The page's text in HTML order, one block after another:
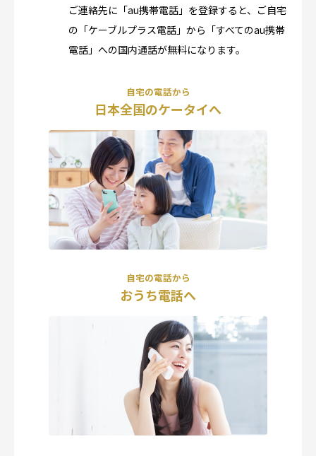
ご連絡先に「au携帯電話」を登録すると、ご自宅
の「ケーブルプラス電話」から「すべてのau携帯
電話」への国内通話が無料になります。
自宅の電話から
日本全国のケータイへ
自宅の電話から
おうち電話へ